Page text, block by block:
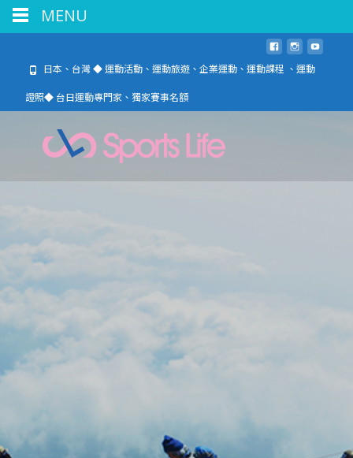
日本、台灣 ◆ 運動活動、運動旅遊、企業運動、運動課程 、運動
證照◆ 台日運動專門家、獨家賽事名額
MENU